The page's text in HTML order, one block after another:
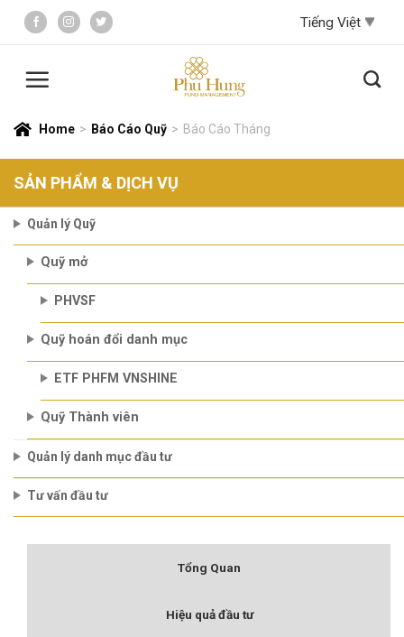
content
Home > Báo Cáo Quỹ > Báo Cáo Tháng
SẢN PHẨM & DỊCH VỤ
Quản lý Quỹ
Quỹ mở
PHVSF
Quỹ hoán đổi danh mục
ETF PHFM VNSHINE
Quỹ Thành viên
Quản lý danh mục đầu tư
Tư vấn đầu tư
Tổng Quan
Hiệu quả đầu tư